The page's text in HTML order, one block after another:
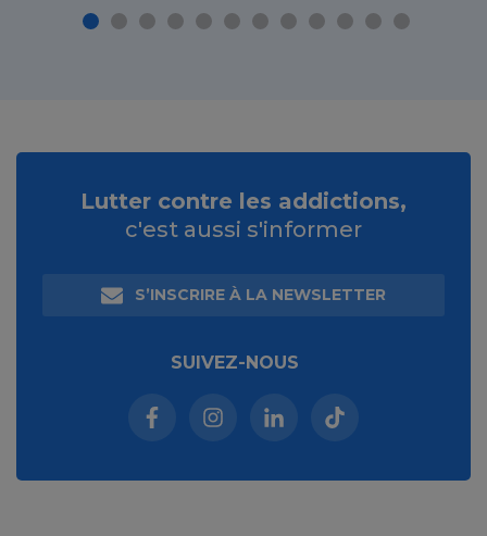
Lutter contre les addictions,
c'est aussi s'informer
S’INSCRIRE À LA NEWSLETTER
SUIVEZ-NOUS
Facebook (nouvelle fenêtre)
Instagram (nouvelle fenêtre)
Linkedin (nouvelle
Tiktok (nouvelle